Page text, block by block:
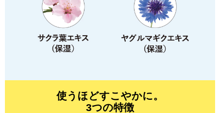
使うほどすこやかに。
3つの特徴